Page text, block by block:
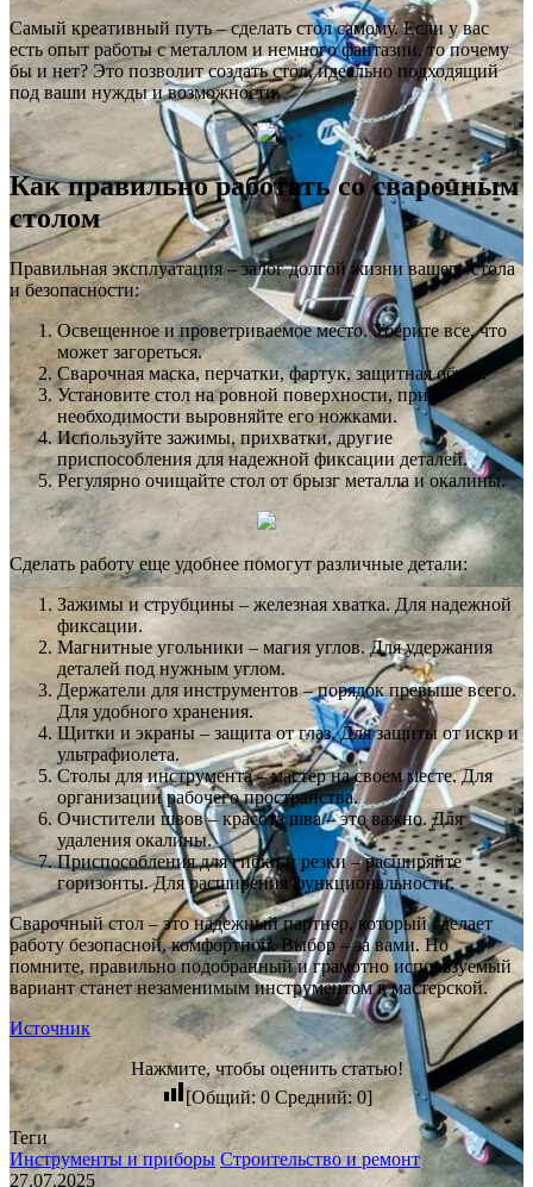
Самый креативный путь – сделать стол самому. Если у вас
есть опыт работы с металлом и немного фантазии, то почему
бы и нет? Это позволит создать стол, идеально подходящий
под ваши нужды и возможности.
Как правильно работать со сварочным
столом
Правильная эксплуатация – залог долгой жизни вашего стола
и безопасности:
Освещенное и проветриваемое место. Уберите все, что
может загореться.
Сварочная маска, перчатки, фартук, защитная обувь.
Установите стол на ровной поверхности, при
необходимости выровняйте его ножками.
Используйте зажимы, прихватки, другие
приспособления для надежной фиксации деталей.
Регулярно очищайте стол от брызг металла и окалины.
Сделать работу еще удобнее помогут различные детали:
Зажимы и струбцины – железная хватка. Для надежной
фиксации.
Магнитные угольники – магия углов. Для удержания
деталей под нужным углом.
Держатели для инструментов – порядок превыше всего.
Для удобного хранения.
Щитки и экраны – защита от глаз. Для защиты от искр и
ультрафиолета.
Столы для инструмента – мастер на своем месте. Для
организации рабочего пространства.
Очистители швов – красота шва – это важно. Для
удаления окалины.
Приспособления для гибки и резки – расширяйте
горизонты. Для расширения функциональности.
Сварочный стол – это надежный партнер, который сделает
работу безопасной, комфортной. Выбор – за вами. Но
помните, правильно подобранный и грамотно используемый
вариант станет незаменимым инструментом в мастерской.
Источник
Нажмите, чтобы оценить статью!
[Общий:0Средний:0]
Теги
Инструменты и приборы Строительство и ремонт
27.07.2025